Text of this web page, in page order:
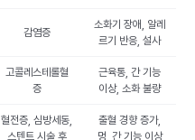
감염증
소화기 장애, 알레
르기 반응, 설사
고콜레스테롤혈
증
근육통, 간 기능
이상, 소화 불량
혈전증, 심방세동,
스텐트 시술 후
출혈 경향 증가,
멍, 간 기능 이상